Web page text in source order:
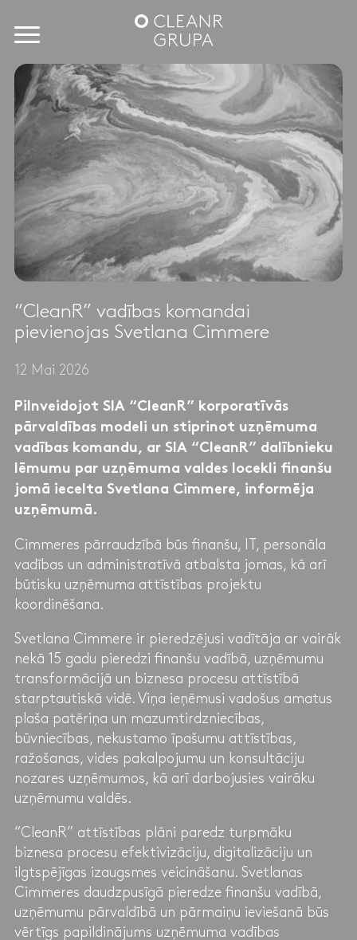
“CleanR” vadības komandai
pievienojas Svetlana Cimmere
12 Mai 2026
Pilnveidojot SIA “CleanR” korporatīvās
pārvaldības modeli un stiprinot uzņēmuma
vadības komandu, ar SIA “CleanR” dalībnieku
lēmumu par uzņēmuma valdes locekli finanšu
jomā iecelta Svetlana Cimmere, informēja
uzņēmumā.
Cimmeres pārraudzībā būs finanšu, IT, personāla
vadības un administratīvā atbalsta jomas, kā arī
būtisku uzņēmuma attīstības projektu
koordinēšana.
Svetlana Cimmere ir pieredzējusi vadītāja ar vairāk
nekā 15 gadu pieredzi finanšu vadībā, uzņēmumu
transformācijā un biznesa procesu attīstībā
starptautiskā vidē. Viņa ieņēmusi vadošus amatus
plaša patēriņa un mazumtirdzniecības,
būvniecības, nekustamo īpašumu attīstības,
ražošanas, vides pakalpojumu un konsultāciju
nozares uzņēmumos, kā arī darbojusies vairāku
uzņēmumu valdēs.
“CleanR” attīstības plāni paredz turpmāku
biznesa procesu efektivizāciju, digitalizāciju un
ilgtspējīgas izaugsmes veicināšanu. Svetlanas
Cimmeres daudzpusīgā pieredze finanšu vadībā,
uzņēmumu pārvaldībā un pārmaiņu ieviešanā būs
vērtīgs papildinājums uzņēmuma vadības